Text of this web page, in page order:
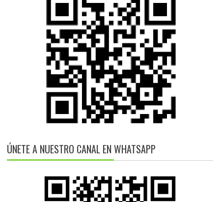
ÚNETE A NUESTRO CANAL EN WHATSAPP